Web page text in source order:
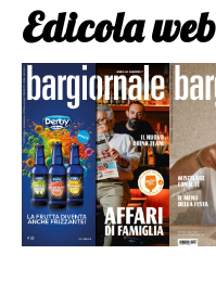
Edicola web